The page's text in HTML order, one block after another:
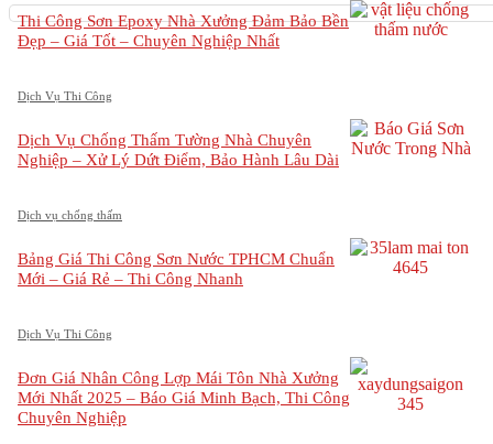
Thi Công Sơn Epoxy Nhà Xưởng Đảm Bảo Bền
Đẹp – Giá Tốt – Chuyên Nghiệp Nhất
Dịch Vụ Thi Công
Dịch Vụ Chống Thấm Tường Nhà Chuyên
Nghiệp – Xử Lý Dứt Điểm, Bảo Hành Lâu Dài
Dịch vụ chống thấm
Bảng Giá Thi Công Sơn Nước TPHCM Chuẩn
Mới – Giá Rẻ – Thi Công Nhanh
Dịch Vụ Thi Công
Đơn Giá Nhân Công Lợp Mái Tôn Nhà Xưởng
Mới Nhất 2025 – Báo Giá Minh Bạch, Thi Công
Chuyên Nghiệp